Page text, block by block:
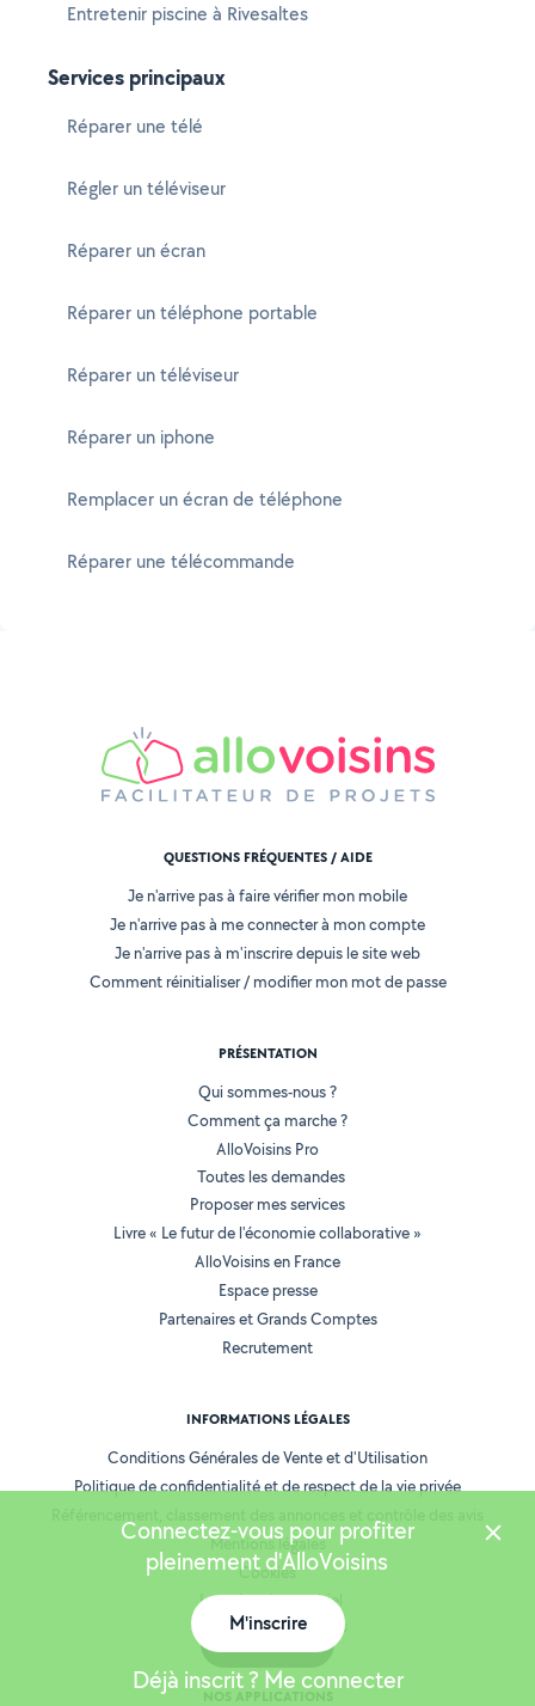
Entretenir piscine à Rivesaltes
Services principaux
Réparer une télé
Régler un téléviseur
Réparer un écran
Réparer un téléphone portable
Réparer un téléviseur
Réparer un iphone
Remplacer un écran de téléphone
Réparer une télécommande
QUESTIONS FRÉQUENTES / AIDE
Je n'arrive pas à faire vérifier mon mobile
Je n'arrive pas à me connecter à mon compte
Je n'arrive pas à m'inscrire depuis le site web
Comment réinitialiser / modifier mon mot de passe
PRÉSENTATION
Qui sommes-nous ?
Comment ça marche ?
AlloVoisins Pro
Toutes les demandes
Proposer mes services
Livre « Le futur de l'économie collaborative »
AlloVoisins en France
Espace presse
Partenaires et Grands Comptes
Recrutement
INFORMATIONS LÉGALES
Conditions Générales de Vente et d'Utilisation
Politique de confidentialité et de respect de la vie privée
Mentions légales
Cookies
Location de matériel
Prestation de services
Connectez-vous pour profiter
pleinement d'AlloVoisins
M'inscrire
Déjà inscrit ? Me connecter